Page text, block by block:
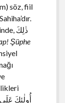
söz, fiil
Şüphe